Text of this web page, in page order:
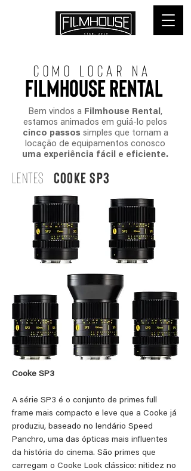
FILMHOUSE RENTAL
COMO LOCAr NA
Bem vindos a Filmhouse Rental,
estamos animados em guiá-lo pelos
cinco passos simples que tornam a
locação de equipamentos conosco
uma experiência fácil e eficiente.
LENTES COOKE SP3
Cooke SP3
A série SP3 é o conjunto de primes full
frame mais compacto e leve que a Cooke já
produziu, baseado no lendário Speed
Panchro, uma das ópticas mais influentes
da história do cinema. São primes que
carregam o Cooke Look clássico: nitidez no